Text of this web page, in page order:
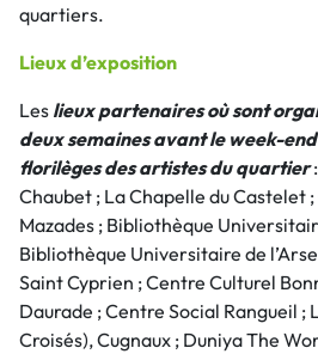
quartiers.
Lieux d’exposition
Les lieux partenaires où sont
deux semaines avant le week-
florilèges des artistes du quartier
Chaubet ; La Chapelle du Castelet
Mazades ; Bibliothèque
Bibliothèque Universitaire de
Saint Cyprien ; Centre Culturel
Daurade ; Centre Social Rangueil ;
Croisés), Cugnaux ; Duniya The